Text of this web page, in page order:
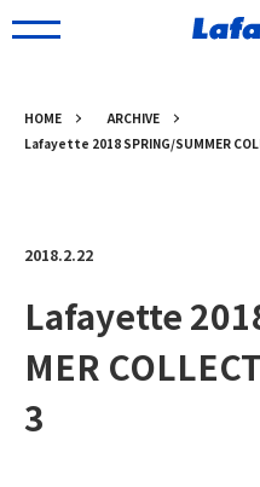
HOME
ARCHIVE
Lafayette 2018 SPRING/SUMMER
2018.2.22
Lafayette
MER
3